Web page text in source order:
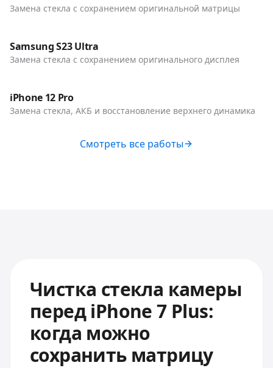
Замена стекла с сохранением оригинальной матрицы
Телефоны
До / После
Samsung S23 Ultra
Замена стекла с сохранением оригинального дисплея
Телефоны
До / После
iPhone 12 Pro
Замена стекла, АКБ и восстановление верхнего динамика
Смотреть все работы
Чистка стекла камеры
перед iPhone 7 Plus:
когда можно
сохранить матрицу